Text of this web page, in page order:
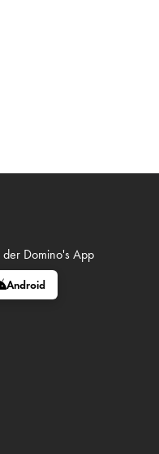
der Domino's App
Android